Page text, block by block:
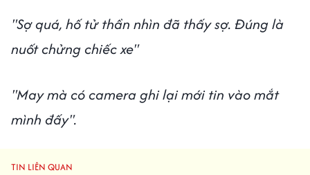
"Sợ quá, hố tử thần nhìn đã thấy sợ. Đúng là
nuốt chửng chiếc xe"
"May mà có camera ghi lại mới tin vào mắt
mình đấy".
TIN LIÊN QUAN